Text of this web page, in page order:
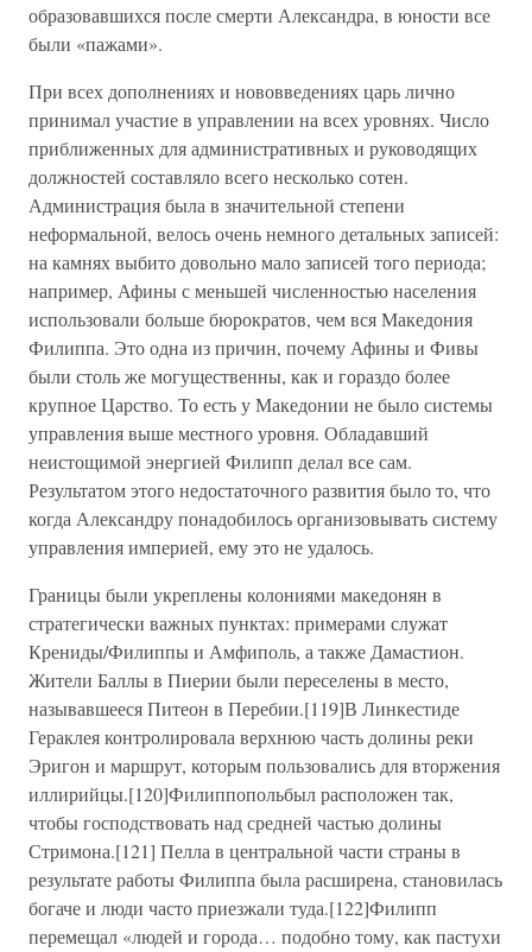
образовавшихся после смерти Александра, в юности все
были «пажами».
При всех дополнениях и нововведениях царь лично
принимал участие в управлении на всех уровнях. Число
приближенных для административных и руководящих
должностей составляло всего несколько сотен.
Администрация была в значительной степени
неформальной, велось очень немного детальных записей:
на камнях выбито довольно мало записей того периода;
например, Афины с меньшей численностью населения
использовали больше бюрократов, чем вся Македония
Филиппа. Это одна из причин, почему Афины и Фивы
были столь же могущественны, как и гораздо более
крупное Царство. То есть у Македонии не было системы
управления выше местного уровня. Обладавший
неистощимой энергией Филипп делал все сам.
Результатом этого недостаточного развития было то, что
когда Александру понадобилось организовывать систему
управления империей, ему это не удалось.
Границы были укреплены колониями македонян в
стратегически важных пунктах: примерами служат
Крениды/Филиппы и Амфиполь, а также Дамастион.
Жители Баллы в Пиерии были переселены в место,
называвшееся Питеон в Перебии.[119]В Линкестиде
Гераклея контролировала верхнюю часть долины реки
Эригон и маршрут, которым пользовались для вторжения
иллирийцы.[120]Филиппопольбыл расположен так,
чтобы господствовать над средней частью долины
Стримона.[121] Пелла в центральной части страны в
результате работы Филиппа была расширена, становилась
богаче и люди часто приезжали туда.[122]Филипп
перемещал «людей и города… подобно тому, как пастухи